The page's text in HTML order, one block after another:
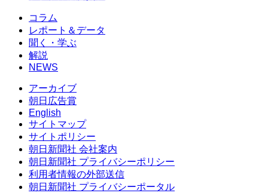
コラム
レポート＆データ
聞く・学ぶ
解説
NEWS
アーカイブ
朝日広告賞
English
サイトマップ
サイトポリシー
朝日新聞社 会社案内
朝日新聞社 プライバシーポリシー
利用者情報の外部送信
朝日新聞社 プライバシーポータル